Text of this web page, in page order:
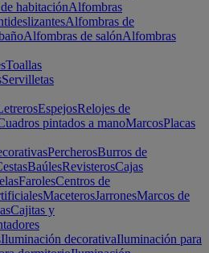
habitaciónAlfombras
Alfombras de
Alfombras de salónAlfombras
Toallas
Servilletas
EspejosRelojes de
pintados a manoMarcosPlacas
PercherosBurros de
BaúlesRevisterosCajas
FarolesCentros de
MaceterosJarronesMarcos de
Cajitas y
Iluminación decorativaIluminación para